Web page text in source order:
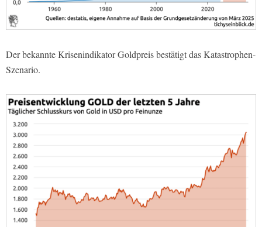
Der bekannte Krisenindikator Goldpreis bestätigt das Katastrophen-
Szenario.